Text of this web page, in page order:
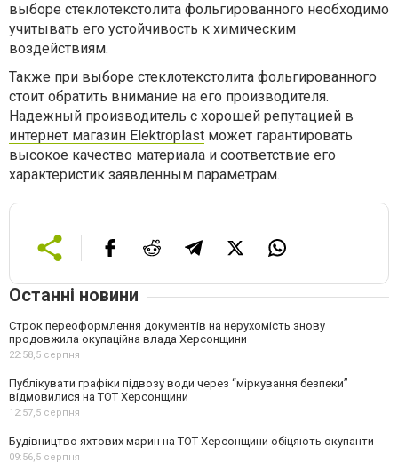
выборе стеклотекстолита фольгированного необходимо
учитывать его устойчивость к химическим
воздействиям.
Также при выборе стеклотекстолита фольгированного
стоит обратить внимание на его производителя.
Надежный производитель с хорошей репутацией в
интернет магазин Elektroplast может гарантировать
высокое качество материала и соответствие его
характеристик заявленным параметрам.
Останні новини
Строк переоформлення документів на нерухомість знову
продовжила окупаційна влада Херсонщини
22:58,5 серпня
Публікувати графіки підвозу води через “міркування безпеки”
відмовилися на ТОТ Херсонщини
12:57,5 серпня
Будівництво яхтових марин на ТОТ Херсонщини обіцяють окупанти
09:56,5 серпня